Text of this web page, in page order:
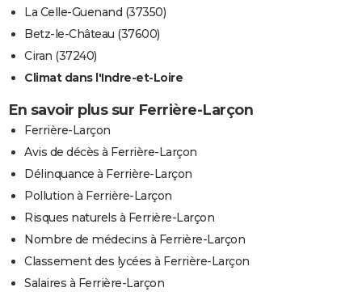
La Celle-Guenand (37350)
Betz-le-Château (37600)
Ciran (37240)
Climat dans l'Indre-et-Loire
En savoir plus sur Ferrière-Larçon
Ferrière-Larçon
Avis de décès à Ferrière-Larçon
Délinquance à Ferrière-Larçon
Pollution à Ferrière-Larçon
Risques naturels à Ferrière-Larçon
Nombre de médecins à Ferrière-Larçon
Classement des lycées à Ferrière-Larçon
Salaires à Ferrière-Larçon